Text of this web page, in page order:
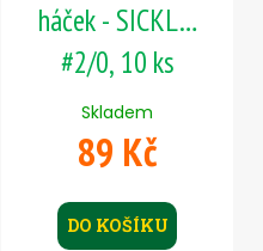
háček - SICKLE,
#2/0, 10 ks
Skladem
89 Kč
DO KOŠÍKU